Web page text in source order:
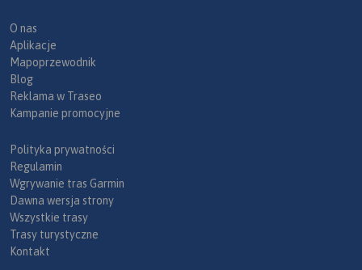
O nas
Aplikacje
Mapoprzewodnik
Blog
Reklama w Traseo
Kampanie promocyjne
Polityka prywatności
Regulamin
Wgrywanie tras Garmin
Dawna wersja strony
Wszystkie trasy
Trasy turystyczne
Kontakt